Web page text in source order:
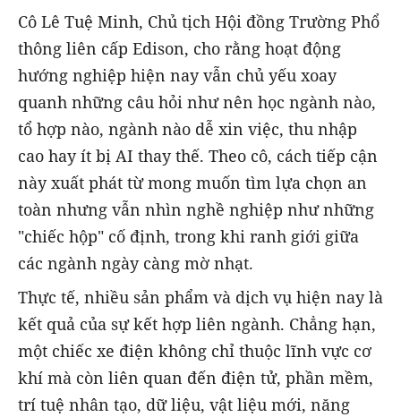
Cô Lê Tuệ Minh, Chủ tịch Hội đồng Trường Phổ
thông liên cấp Edison, cho rằng hoạt động
hướng nghiệp hiện nay vẫn chủ yếu xoay
quanh những câu hỏi như nên học ngành nào,
tổ hợp nào, ngành nào dễ xin việc, thu nhập
cao hay ít bị AI thay thế. Theo cô, cách tiếp cận
này xuất phát từ mong muốn tìm lựa chọn an
toàn nhưng vẫn nhìn nghề nghiệp như những
"chiếc hộp" cố định, trong khi ranh giới giữa
các ngành ngày càng mờ nhạt.
Thực tế, nhiều sản phẩm và dịch vụ hiện nay là
kết quả của sự kết hợp liên ngành. Chẳng hạn,
một chiếc xe điện không chỉ thuộc lĩnh vực cơ
khí mà còn liên quan đến điện tử, phần mềm,
trí tuệ nhân tạo, dữ liệu, vật liệu mới, năng